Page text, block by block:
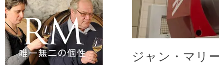
ジャン・マリ